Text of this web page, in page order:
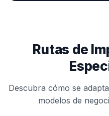
Rutas de
Descubra cómo se
modelos de